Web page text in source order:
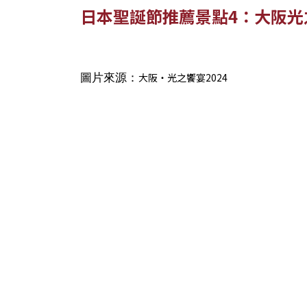
日本聖誕節推薦景點4：大阪
圖片來源： 大阪・光之饗宴2024